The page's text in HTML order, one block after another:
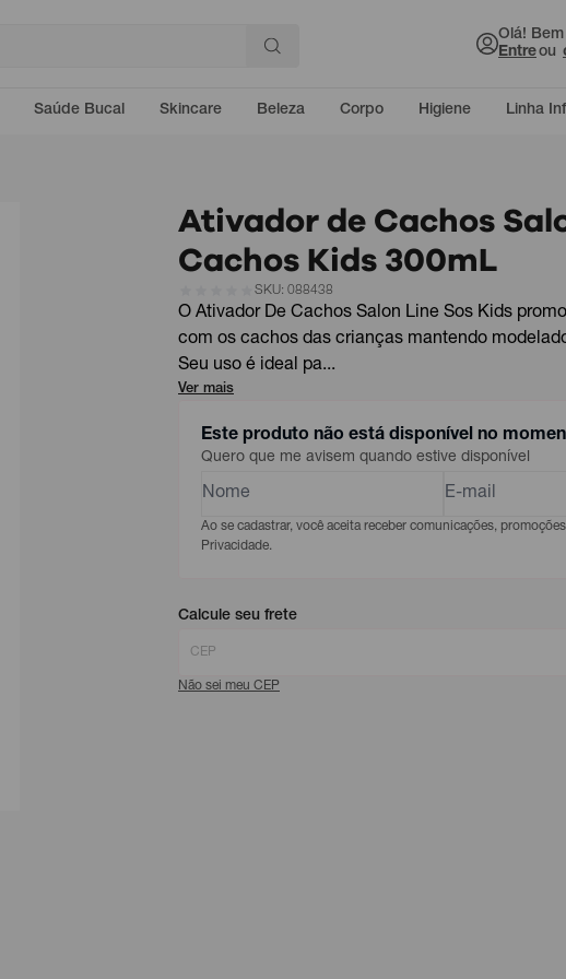
Olá!
Entreou
Saúde Bucal Skincare Beleza Corpo Higiene Linha
Ativador de Cachos
Cachos Kids 300mL
SKU: 088438
O Ativador De Cachos Salon Line Sos Kids
com os cachos das crianças mantendo
Seu uso é ideal pa...
Ver mais
Este produto não está disponível no
Quero que me avisem quando estive disponível
Ao se cadastrar, você aceita receber comunicações,
Privacidade.
Calcule seu frete
Não sei meu CEP